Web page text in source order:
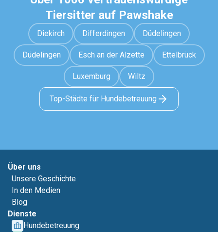
Tiersitter auf Pawshake
Diekirch Differdingen Düdelingen
Düdelingen Esch an der Alzette Ettelbrück
Luxemburg Wiltz
Top-Städte für Hundebetreuung
Über uns
Unsere Geschichte
In den Medien
Blog
Dienste
Hundebetreuung